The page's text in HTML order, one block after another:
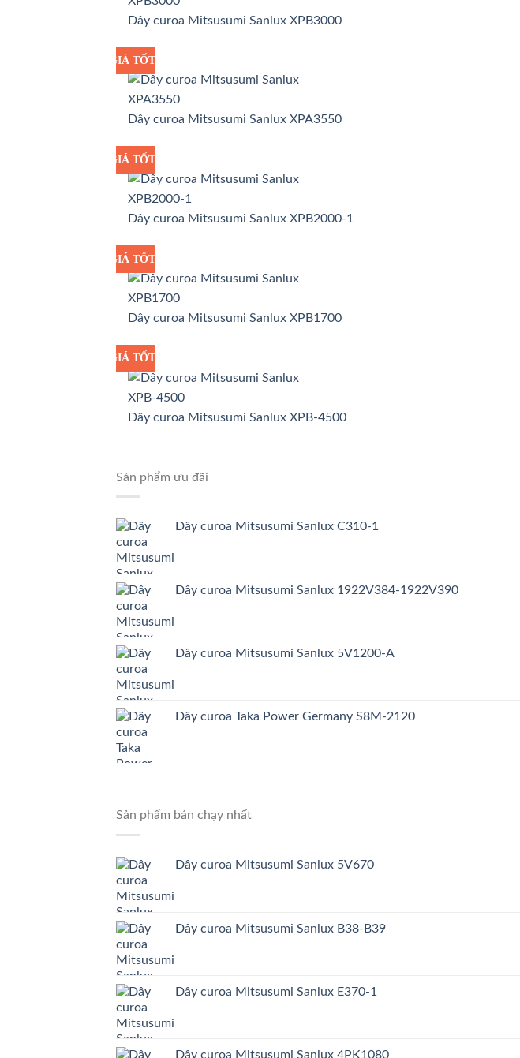
Dây curoa Mitsusumi Sanlux XPB3000
GIÁ SỈ
GIÁ TỐT
Dây curoa Mitsusumi Sanlux XPA3550
GIÁ SỈ
GIÁ TỐT
Dây curoa Mitsusumi Sanlux XPB2000-1
GIÁ SỈ
GIÁ TỐT
Dây curoa Mitsusumi Sanlux XPB1700
GIÁ SỈ
GIÁ TỐT
Dây curoa Mitsusumi Sanlux XPB-4500
Sản phẩm ưu đãi
Dây curoa Mitsusumi Sanlux C310-1
Dây curoa Mitsusumi Sanlux 1922V384-1922V390
Dây curoa Mitsusumi Sanlux 5V1200-A
Dây curoa Taka Power Germany S8M-2120
Sản phẩm bán chạy nhất
Dây curoa Mitsusumi Sanlux 5V670
Dây curoa Mitsusumi Sanlux B38-B39
Dây curoa Mitsusumi Sanlux E370-1
Dây curoa Mitsusumi Sanlux 4PK1080